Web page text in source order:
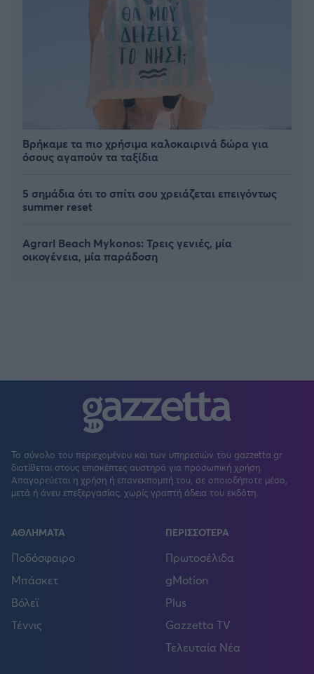
Βρήκαμε τα πιο χρήσιμα καλοκαιρινά δώρα για
όσους αγαπούν τα ταξίδια
5 σημάδια ότι το σπίτι σου χρειάζεται επειγόντως
summer reset
Agrari Beach Mykonos: Τρεις γενιές, μία
οικογένεια, μία παράδοση
Το σύνολο του περιεχομένου και των υπηρεσιών του gazzetta.gr
διατίθεται στους επισκέπτες αυστηρά για προσωπική χρήση.
Απαγορεύεται η χρήση ή επανεκπομπή του, σε οποιοδήποτε μέσο,
μετά ή άνευ επεξεργασίας, χωρίς γραπτή άδεια του εκδότη.
ΑΘΛΗΜΑΤΑ
Ποδόσφαιρο
Μπάσκετ
Βόλεϊ
Τέννις
ΠΕΡΙΣΣΟΤΕΡΑ
Πρωτοσέλιδα
gMotion
Plus
Gazzetta TV
Τελευταία Νέα